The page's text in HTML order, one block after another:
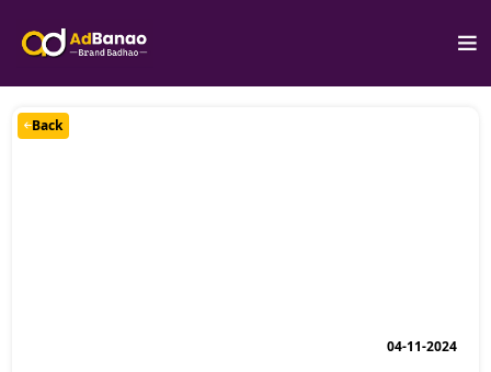
Back
04-11-2024